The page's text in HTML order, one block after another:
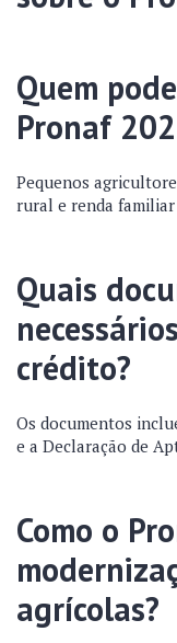
Quem
Pronaf
Pequenos
rural e renda
Quais
crédito?
Os documentos
e a Declaração de
Como o
agrícolas?